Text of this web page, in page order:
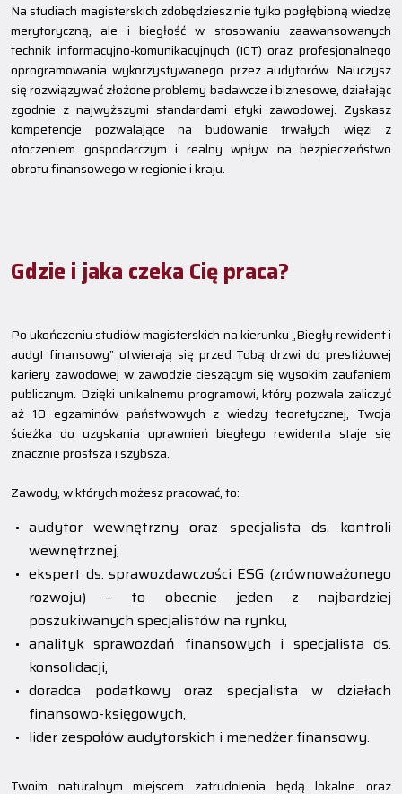
Na studiach magisterskich zdobędziesz nie tylko pogłębioną wiedzę
merytoryczną, ale i biegłość w stosowaniu zaawansowanych
technik informacyjno-komunikacyjnych (ICT) oraz profesjonalnego
oprogramowania wykorzystywanego przez audytorów. Nauczysz
się rozwiązywać złożone problemy badawcze i biznesowe, działając
zgodnie z najwyższymi standardami etyki zawodowej. Zyskasz
kompetencje pozwalające na budowanie trwałych więzi z
otoczeniem gospodarczym i realny wpływ na bezpieczeństwo
obrotu finansowego w regionie i kraju.
Gdzie i jaka czeka Cię praca?
Po ukończeniu studiów magisterskich na kierunku „Biegły rewident i
audyt finansowy” otwierają się przed Tobą drzwi do prestiżowej
kariery zawodowej w zawodzie cieszącym się wysokim zaufaniem
publicznym. Dzięki unikalnemu programowi, który pozwala zaliczyć
aż 10 egzaminów państwowych z wiedzy teoretycznej, Twoja
ścieżka do uzyskania uprawnień biegłego rewidenta staje się
znacznie prostsza i szybsza.
Zawody, w których możesz pracować, to:
audytor wewnętrzny oraz specjalista ds. kontroli
wewnętrznej,
ekspert ds. sprawozdawczości ESG (zrównoważonego
rozwoju) – to obecnie jeden z najbardziej
poszukiwanych specjalistów na rynku,
analityk sprawozdań finansowych i specjalista ds.
konsolidacji,
doradca podatkowy oraz specjalista w działach
finansowo-księgowych,
lider zespołów audytorskich i menedżer finansowy.
Twoim naturalnym miejscem zatrudnienia będą lokalne oraz